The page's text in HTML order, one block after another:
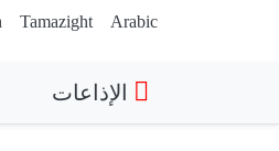
Arabic
Tamazight
الإذاعات